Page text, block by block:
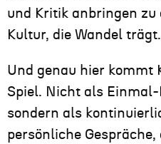
und Kritik anbringen
Kultur, die Wandel trägt.
Und genau hier kommt
Spiel. Nicht als
sondern als
persönliche